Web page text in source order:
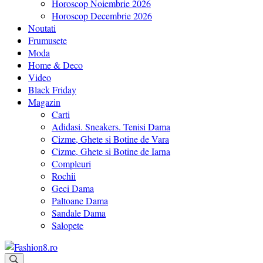
Horoscop Noiembrie 2026
Horoscop Decembrie 2026
Noutati
Frumusete
Moda
Home & Deco
Video
Black Friday
Magazin
Carti
Adidasi. Sneakers. Tenisi Dama
Cizme, Ghete si Botine de Vara
Cizme, Ghete si Botine de Iarna
Compleuri
Rochii
Geci Dama
Paltoane Dama
Sandale Dama
Salopete